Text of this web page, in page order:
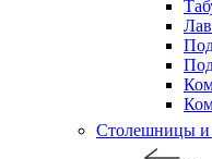
Столешницы и